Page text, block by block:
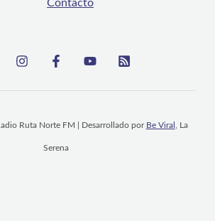
Contacto
Ruta Norte FM | Desarrollado por Be Viral , La
Serena